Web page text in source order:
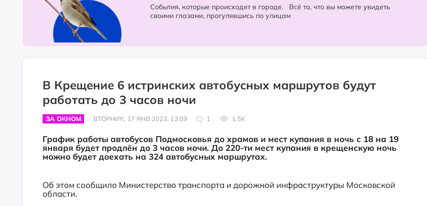
Партнёрский материал Народные новости Слухи
События, которые происходят в городе. Всё то, что вы можете увидеть
своими глазами, прогулявшись по улицам
В Крещение 6 истринских автобусных маршрутов будут
работать до 3 часов ночи
ЗА ОКНОМ ВТОРНИК, 17 ЯНВ 2023, 13:09 1 1.5K
График работы автобусов Подмосковья до храмов и мест купания в ночь с 18 на 19
января будет продлён до 3 часов ночи. До 220-ти мест купания в крещенскую ночь
можно будет доехать на 324 автобусных маршрутах.
Об этом сообщило Министерство транспорта и дорожной инфраструктуры Московской
области.